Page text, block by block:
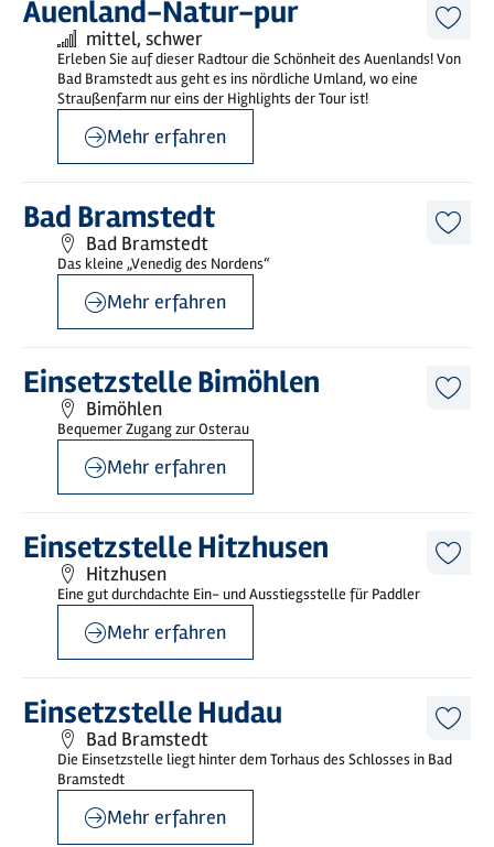
Auenland-Natur-pur
Anforderung:
mittel, schwer
Erleben Sie auf dieser Radtour die Schönheit des Auenlands! Von
Bad Bramstedt aus geht es ins nördliche Umland, wo eine
Straußenfarm nur eins der Highlights der Tour ist!
erfahren
Mehr erfahren
Bad Bramstedt
Bad Bramstedt
Das kleine „Venedig des Nordens“
Mehr
erfahren
Mehr erfahren
Einsetzstelle Bimöhlen
Bimöhlen
Bequemer Zugang zur Osterau
Mehr
erfahren
Mehr erfahren
Einsetzstelle Hitzhusen
Hitzhusen
Eine gut durchdachte Ein- und Ausstiegsstelle für Paddler
Mehr
erfahren
Mehr erfahren
Einsetzstelle Hudau
Bad Bramstedt
Die Einsetzstelle liegt hinter dem Torhaus des Schlosses in Bad
Bramstedt
Mehr
erfahren
Mehr erfahren